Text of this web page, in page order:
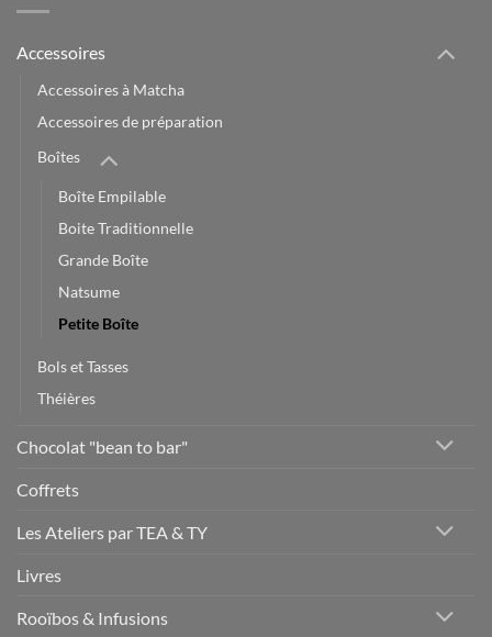
Accessoires
Accessoires à Matcha
Accessoires de préparation
Boîtes
Boîte Empilable
Boite Traditionnelle
Grande Boîte
Natsume
Petite Boîte
Bols et Tasses
Théières
Chocolat "bean to bar"
Coffrets
Les Ateliers par TEA & TY
Livres
Rooïbos & Infusions